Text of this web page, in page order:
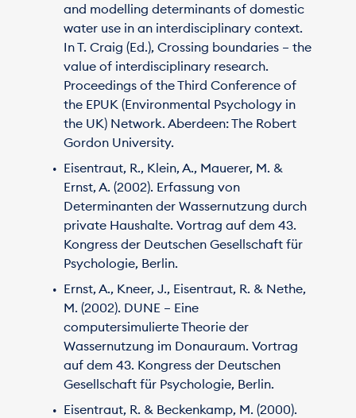
and modelling determinants of domestic
water use in an interdisciplinary context.
In T. Craig (Ed.), Crossing boundaries – the
value of interdisciplinary research.
Proceedings of the Third Conference of
the EPUK (Environmental Psychology in
the UK) Network. Aberdeen: The Robert
Gordon University.
Eisentraut, R., Klein, A., Mauerer, M. &
Ernst, A. (2002). Erfassung von
Determinanten der Wassernutzung durch
private Haushalte. Vortrag auf dem 43.
Kongress der Deutschen Gesellschaft für
Psychologie, Berlin.
Ernst, A., Kneer, J., Eisentraut, R. & Nethe,
M. (2002). DUNE – Eine
computersimulierte Theorie der
Wassernutzung im Donauraum. Vortrag
auf dem 43. Kongress der Deutschen
Gesellschaft für Psychologie, Berlin.
Eisentraut, R. & Beckenkamp, M. (2000).